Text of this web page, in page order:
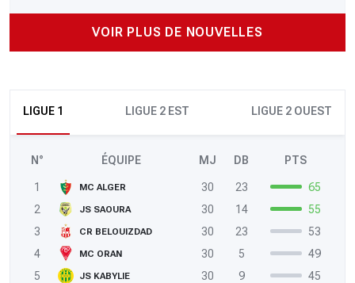
VOIR PLUS DE NOUVELLES
LIGUE 1 LIGUE 2 EST LIGUE 2 OUEST
N° ÉQUIPE MJ DB PTS
1 MC ALGER 30 23
65
2
JS SAOURA 30 14
55
3
CR BELOUIZDAD 30 23
53
4
MC ORAN 30 5
49
5
JS KABYLIE 30 9
45